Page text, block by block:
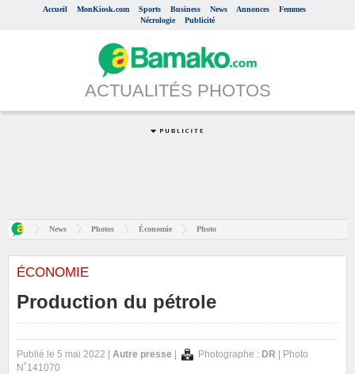
Accueil MonKiosk.com Sports Business News Annonces
Femmes
Nécrologie
Publicité
ACTUALITÉS PHOTOS
News Photos Économie Photo
ÉCONOMIE
Production du pétrole
Publié le 5 mai 2022 | Autre presse Photographe : DR | Photo
N˚141070